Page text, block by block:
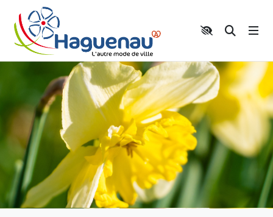
Panneau de gestion des cookies
Aller au contenu principal
Aller au menu
Aller au moteur de recherche
Moteur